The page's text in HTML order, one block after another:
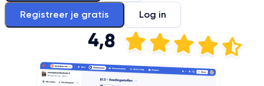
Registreer je gratis Log in